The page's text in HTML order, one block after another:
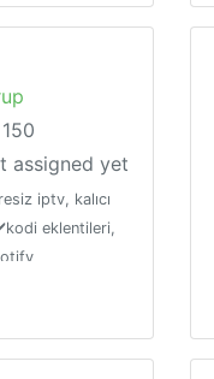
assigned yet
iptv, kalıcı
eklentileri,
list
repostory😉